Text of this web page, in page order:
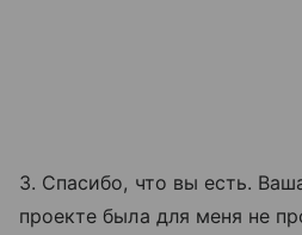
3. Спасибо, что вы есть.
проекте была для меня не